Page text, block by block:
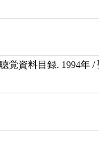
覚資料目録. 1994年